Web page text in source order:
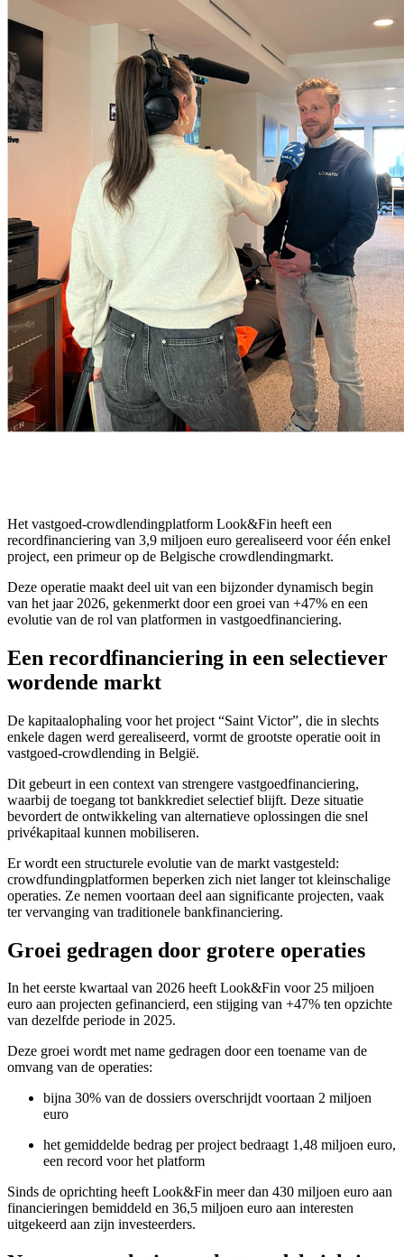
Het vastgoed-crowdlendingplatform Look&Fin heeft een
recordfinanciering van 3,9 miljoen euro gerealiseerd voor één enkel
project, een primeur op de Belgische crowdlendingmarkt.
Deze operatie maakt deel uit van een bijzonder dynamisch begin
van het jaar 2026, gekenmerkt door een groei van +47% en een
evolutie van de rol van platformen in vastgoedfinanciering.
Een recordfinanciering in een selectiever
wordende markt
De kapitaalophaling voor het project “Saint Victor”, die in slechts
enkele dagen werd gerealiseerd, vormt de grootste operatie ooit in
vastgoed-crowdlending in België.
Dit gebeurt in een context van strengere vastgoedfinanciering,
waarbij de toegang tot bankkrediet selectief blijft. Deze situatie
bevordert de ontwikkeling van alternatieve oplossingen die snel
privékapitaal kunnen mobiliseren.
Er wordt een structurele evolutie van de markt vastgesteld:
crowdfundingplatformen beperken zich niet langer tot kleinschalige
operaties. Ze nemen voortaan deel aan significante projecten, vaak
ter vervanging van traditionele bankfinanciering.
Groei gedragen door grotere operaties
In het eerste kwartaal van 2026 heeft Look&Fin voor 25 miljoen
euro aan projecten gefinancierd, een stijging van +47% ten opzichte
van dezelfde periode in 2025.
Deze groei wordt met name gedragen door een toename van de
omvang van de operaties:
bijna 30% van de dossiers overschrijdt voortaan 2 miljoen
euro
het gemiddelde bedrag per project bedraagt 1,48 miljoen euro,
een record voor het platform
Sinds de oprichting heeft Look&Fin meer dan 430 miljoen euro aan
financieringen bemiddeld en 36,5 miljoen euro aan interesten
uitgekeerd aan zijn investeerders.